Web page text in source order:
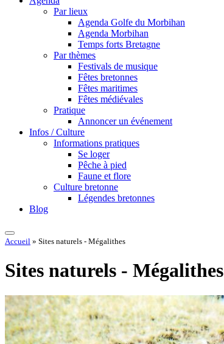
Par lieux
Agenda Golfe du Morbihan
Agenda Morbihan
Temps forts Bretagne
Par thèmes
Festivals de musique
Fêtes bretonnes
Fêtes maritimes
Fêtes médiévales
Pratique
Annoncer un événement
Infos / Culture
Informations pratiques
Se loger
Pêche à pied
Faune et flore
Culture bretonne
Légendes bretonnes
Blog
Accueil » Sites naturels - Mégalithes
Sites naturels - Mégalithes